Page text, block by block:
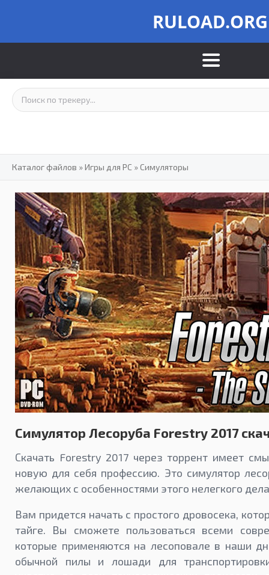
RULOAD.ORG
Каталог файлов »Игры для PC »Симуляторы
Симулятор Лесоруба Forestry 2017
Скачать Forestry 2017 через торрент имеет
новую для себя профессию. Это симулятор
желающих с особенностями этого нелегкого
Вам придется начать с простого дровосека,
тайге. Вы сможете пользоваться всеми
которые применяются на лесоповале в наши
обычной пилы и лошади для